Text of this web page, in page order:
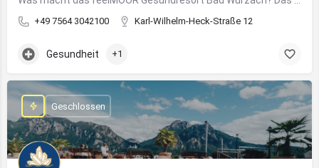
+49 7564 3042100 Karl-Wilhelm-Heck-Straße 12
Gesundheit +1
Geschlossen